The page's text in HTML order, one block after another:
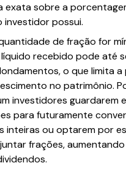
exata sobre a
investidor possui.
de fração for
recebido pode até
o que limita
no patrimônio.
investidores guardarem
para futuramente
inteiras ou optarem por
frações,